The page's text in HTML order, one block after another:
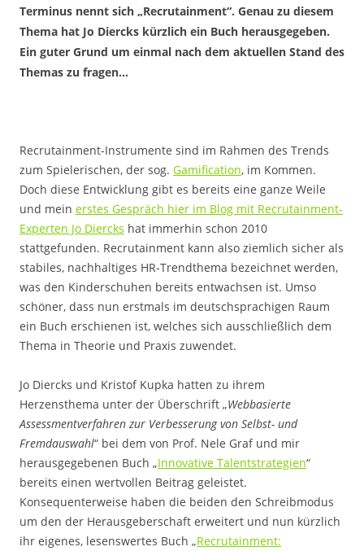
Terminus nennt sich „Recrutainment“. Genau zu diesem
Thema hat Jo Diercks kürzlich ein Buch herausgegeben.
Ein guter Grund um einmal nach dem aktuellen Stand des
Themas zu fragen…
Recrutainment-Instrumente sind im Rahmen des Trends
zum Spielerischen, der sog. Gamification, im Kommen.
Doch diese Entwicklung gibt es bereits eine ganze Weile
und mein erstes Gespräch hier im Blog mit Recrutainment-
Experten Jo Diercks hat immerhin schon 2010
stattgefunden. Recrutainment kann also ziemlich sicher als
stabiles, nachhaltiges HR-Trendthema bezeichnet werden,
was den Kinderschuhen bereits entwachsen ist. Umso
schöner, dass nun erstmals im deutschsprachigen Raum
ein Buch erschienen ist, welches sich ausschließlich dem
Thema in Theorie und Praxis zuwendet.
Jo Diercks und Kristof Kupka hatten zu ihrem
Herzensthema unter der Überschrift „Webbasierte
Assessmentverfahren zur Verbesserung von Selbst- und
Fremdauswahl“ bei dem von Prof. Nele Graf und mir
herausgegebenen Buch „Innovative Talentstrategien“
bereits einen wertvollen Beitrag geleistet.
Konsequenterweise haben die beiden den Schreibmodus
um den der Herausgeberschaft erweitert und nun kürzlich
ihr eigenes, lesenswertes Buch „Recrutainment: